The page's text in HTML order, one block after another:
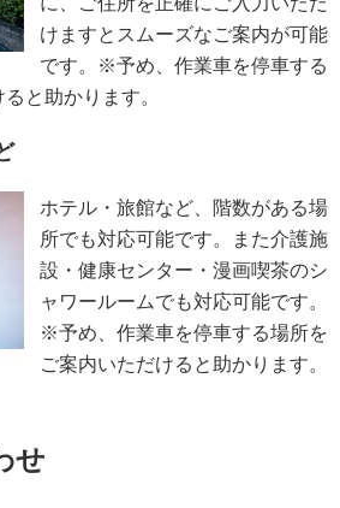
けますとスムーズなご案内が可能
です。※予め、作業車を停車する
と助かります。
ホテル・旅館など、階数がある場
所でも対応可能です。また介護施
設・健康センター・漫画喫茶のシ
ャワールームでも対応可能です。
※予め、作業車を停車する場所を
ご案内いただけると助かります。
せ